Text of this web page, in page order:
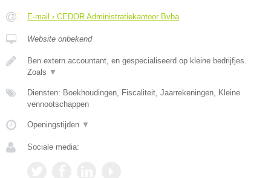
E-mail › CEDOR Administratiekantoor Bvba
Website onbekend
Ben extern accountant, en gespecialiseerd op kleine bedrijfjes.
Zoals ▼
Diensten: Boekhoudingen, Fiscaliteit, Jaarrekeningen, Kleine
vennootschappen
Openingstijden ▼
Sociale media: